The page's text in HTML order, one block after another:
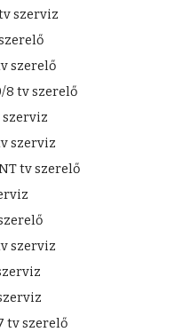
szerviz
szerelő
8 tv szerelő
szerviz
szerviz
tv szerelő
szerviz
tv szerelő